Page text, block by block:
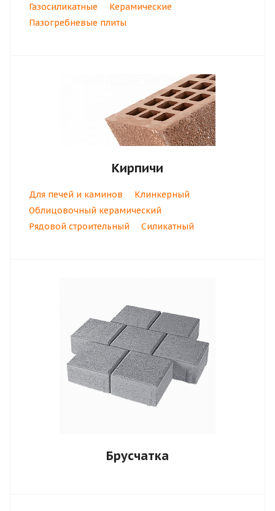
Газосиликатные
Керамические
Пазогребневые плиты
Кирпичи
Для печей и каминов
Клинкерный
Облицовочный керамический
Рядовой строительный
Силикатный
Брусчатка